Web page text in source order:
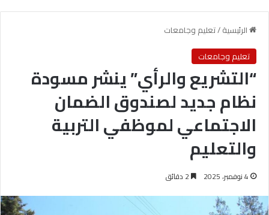
الرئيسية/تعليم وجامعات
تعليم وجامعات
“التشريع والرأي” ينشر مسودة
نظام جديد لصندوق الضمان
الاجتماعي لموظفي التربية
والتعليم
4 نوفمبر، 2025